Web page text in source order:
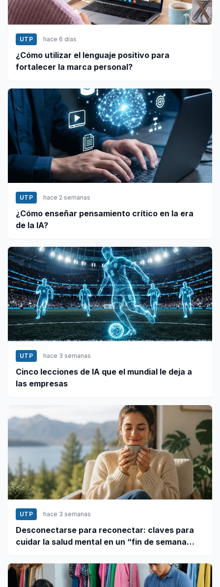
UTP hace 6 días
¿Cómo utilizar el lenguaje positivo para
fortalecer la marca personal?
UTP hace 2 semanas
¿Cómo enseñar pensamiento crítico en la era
de la IA?
UTP hace 3 semanas
Cinco lecciones de IA que el mundial le deja a
las empresas
UTP hace 3 semanas
Desconectarse para reconectar: claves para
cuidar la salud mental en un “fin de semana